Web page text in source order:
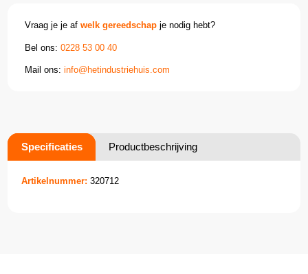
Vraag je je afwelk gereedschap je nodig hebt?
Bel ons:0228 53 00 40
Mail ons:info@hetindustriehuis.com
Specificaties Productbeschrijving
Artikelnummer: 320712